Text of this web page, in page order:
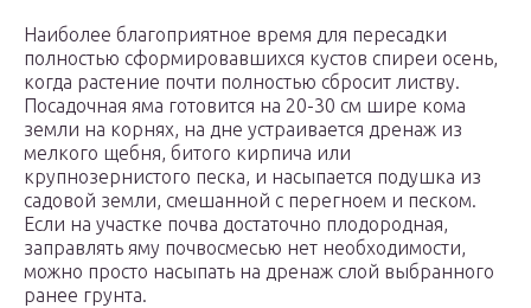
Наиболее благоприятное время для пересадки
полностью сформировавшихся кустов спиреи осень,
когда растение почти полностью сбросит листву.
Посадочная яма готовится на 20-30 см шире кома
земли на корнях, на дне устраивается дренаж из
мелкого щебня, битого кирпича или
крупнозернистого песка, и насыпается подушка из
садовой земли, смешанной с перегноем и песком.
Если на участке почва достаточно плодородная,
заправлять яму почвосмесью нет необходимости,
можно просто насыпать на дренаж слой выбранного
ранее грунта.